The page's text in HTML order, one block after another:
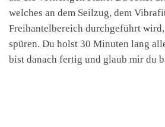
welches an dem Seilzug, dem
Freihantelbereich durchgeführt wird,
spüren. Du holst 30 Minuten lang
bist danach fertig und glaub mir du